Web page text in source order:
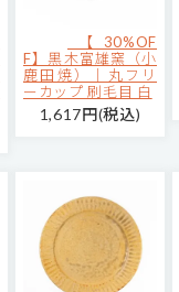
【30%OF
F】黒木富雄窯（小
鹿田焼）｜丸フリ
ーカップ 刷毛目 白
1,617円(税込)